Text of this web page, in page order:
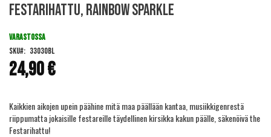
to
beginning
the
images
gallery
Festarihattu, Rainbow Sparkle
24,90 €
VARASTOSSA
SKU
33030BL
Kaikkien aikojen upein päähine mitä maa päällään kantaa, musiikkigenrestä
riippumatta jokaisille festareille täydellinen kirsikka kakun päälle, säkenöivä the
Festarihattu!